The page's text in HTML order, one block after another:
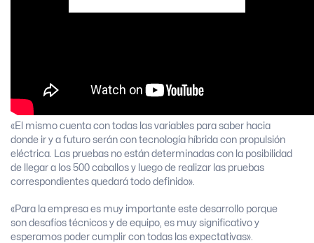
«El mismo cuenta con todas las variables para saber hacia
donde ir y a futuro serán con tecnología híbrida con propulsión
eléctrica. Las pruebas no están determinadas con la posibilidad
de llegar a los 500 caballos y luego de realizar las pruebas
correspondientes quedará todo definido».
«Para la empresa es muy importante este desarrollo porque
son desafíos técnicos y de equipo, es muy significativo y
esperamos poder cumplir con todas las expectativas».